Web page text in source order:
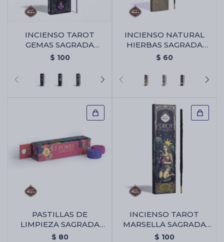
INCIENSO TAROT
GEMAS SAGRADA
MADRE X6 - Amatista -
$ 100
INCIENSO NATURAL
HIERBAS SAGRADA
MADRE X6 - Olibano
$ 60
PASTILLAS DE
LIMPIEZA SAGRADA
MADRE 7 PODERES -
$ 80
INCIENSO TAROT
MARSELLA SAGRADA
MADRE X6 -
$ 100